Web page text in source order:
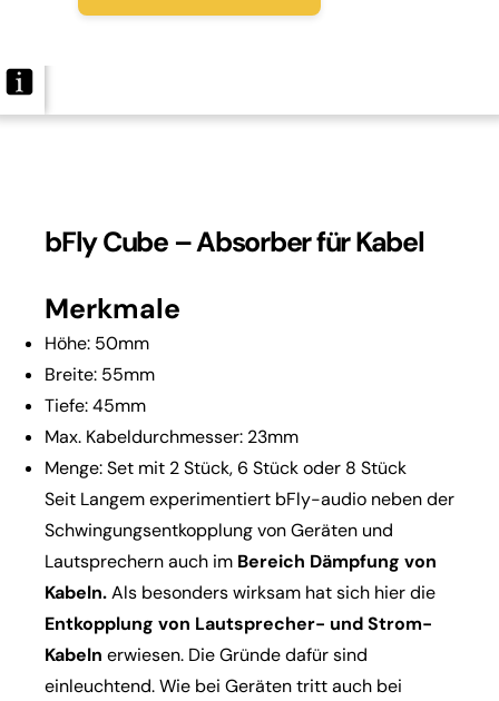
bFly Cube – Absorber für Kabel
Merkmale
Höhe: 50mm
Breite: 55mm
Tiefe: 45mm
Max. Kabeldurchmesser: 23mm
Menge: Set mit 2 Stück, 6 Stück oder 8 Stück
Seit Langem experimentiert bFly-audio neben der
Schwingungsentkopplung von Geräten und
Lautsprechern auch im Bereich Dämpfung von
Kabeln.Als besonders wirksam hat sich hier die
Entkopplung von Lautsprecher- und Strom-
Kabeln erwiesen. Die Gründe dafür sind
einleuchtend. Wie bei Geräten tritt auch bei